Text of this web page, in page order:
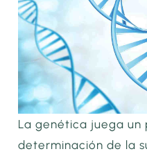
La genética juega
determinación de la